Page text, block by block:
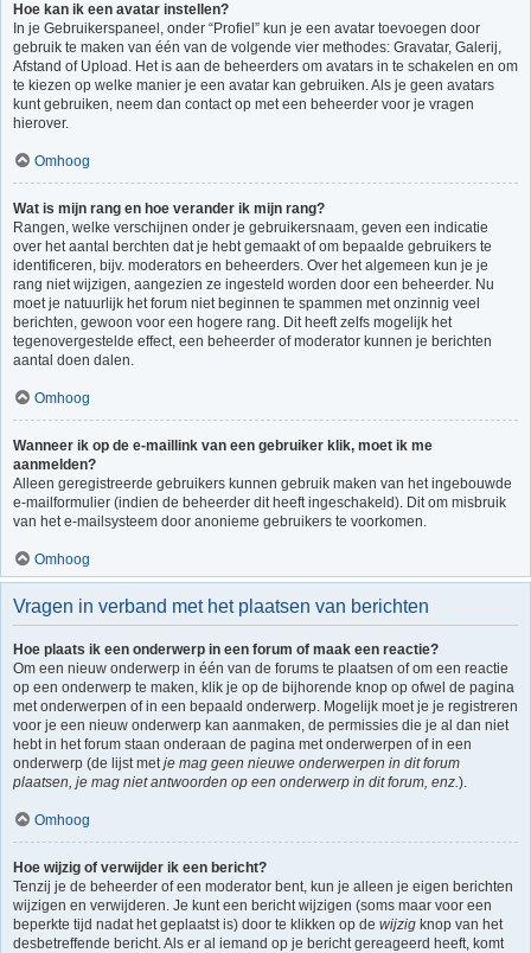
Hoe kan ik een avatar instellen?
In je Gebruikerspaneel, onder “Profiel” kun je een avatar toevoegen door
gebruik te maken van één van de volgende vier methodes: Gravatar, Galerij,
Afstand of Upload. Het is aan de beheerders om avatars in te schakelen en om
te kiezen op welke manier je een avatar kan gebruiken. Als je geen avatars
kunt gebruiken, neem dan contact op met een beheerder voor je vragen
hierover.
Omhoog
Wat is mijn rang en hoe verander ik mijn rang?
Rangen, welke verschijnen onder je gebruikersnaam, geven een indicatie
over het aantal berchten dat je hebt gemaakt of om bepaalde gebruikers te
identificeren, bijv. moderators en beheerders. Over het algemeen kun je je
rang niet wijzigen, aangezien ze ingesteld worden door een beheerder. Nu
moet je natuurlijk het forum niet beginnen te spammen met onzinnig veel
berichten, gewoon voor een hogere rang. Dit heeft zelfs mogelijk het
tegenovergestelde effect, een beheerder of moderator kunnen je berichten
aantal doen dalen.
Omhoog
Wanneer ik op de e-maillink van een gebruiker klik, moet ik me
aanmelden?
Alleen geregistreerde gebruikers kunnen gebruik maken van het ingebouwde
e-mailformulier (indien de beheerder dit heeft ingeschakeld). Dit om misbruik
van het e-mailsysteem door anonieme gebruikers te voorkomen.
Omhoog
Vragen in verband met het plaatsen van berichten
Hoe plaats ik een onderwerp in een forum of maak een reactie?
Om een nieuw onderwerp in één van de forums te plaatsen of om een reactie
op een onderwerp te maken, klik je op de bijhorende knop op ofwel de pagina
met onderwerpen of in een bepaald onderwerp. Mogelijk moet je je registreren
voor je een nieuw onderwerp kan aanmaken, de permissies die je al dan niet
hebt in het forum staan onderaan de pagina met onderwerpen of in een
onderwerp (de lijst metje mag geen nieuwe onderwerpen in dit forum
plaatsen, je mag niet antwoorden op een onderwerp in dit forum, enz.).
Omhoog
Hoe wijzig of verwijder ik een bericht?
Tenzij je de beheerder of een moderator bent, kun je alleen je eigen berichten
wijzigen en verwijderen. Je kunt een bericht wijzigen (soms maar voor een
beperkte tijd nadat het geplaatst is) door te klikken op de wijzig knop van het
desbetreffende bericht. Als er al iemand op je bericht gereageerd heeft, komt